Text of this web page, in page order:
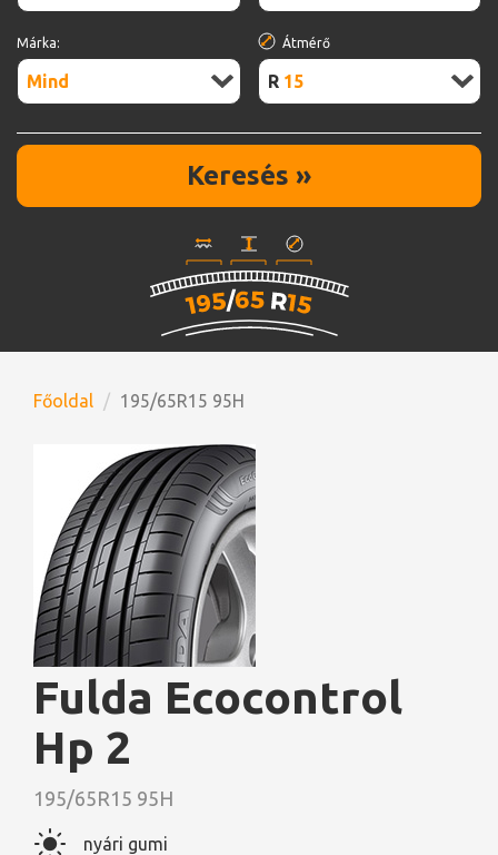
Márka:
Mind
Átmérő
R15
Keresés »
Főoldal 195/65R15 95H
Fulda Ecocontrol
Hp 2
195/65R15 95H
nyári gumi